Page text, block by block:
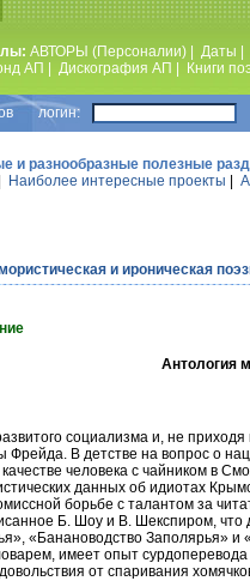
АВТОРЫ (Персоналии) Даты
АП
Дискография АП Книги
логин:
и разнообразные полезные
Наиболее интересные проекты
и ироническая
Антология
социализма и, не
Фрейда. В детстве на вопрос о
человека с чайником в
данных об идиотах
борьбе с талантом за
Б. Шоу и В. Шекспиром, что
«Банановодство Заполярья»
имеет опыт
от спаривания